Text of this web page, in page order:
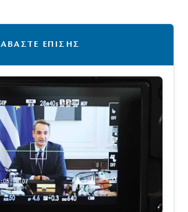
ΕΠΙΣΗΣ